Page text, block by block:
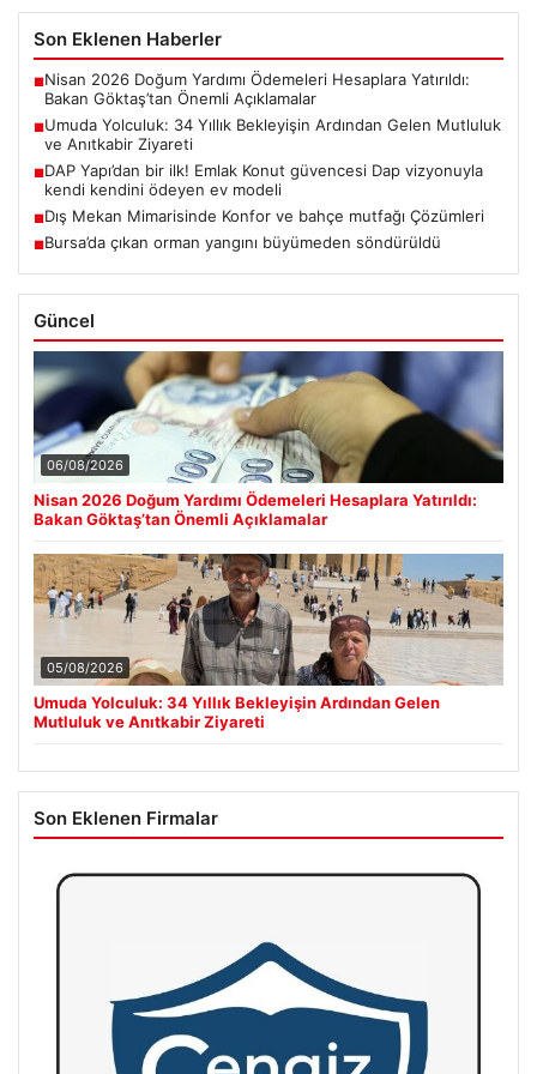
Son Eklenen Haberler
■Nisan 2026 Doğum Yardımı Ödemeleri Hesaplara Yatırıldı:
Bakan Göktaş’tan Önemli Açıklamalar
■Umuda Yolculuk: 34 Yıllık Bekleyişin Ardından Gelen Mutluluk
ve Anıtkabir Ziyareti
■DAP Yapı’dan bir ilk! Emlak Konut güvencesi Dap vizyonuyla
kendi kendini ödeyen ev modeli
■Dış Mekan Mimarisinde Konfor ve bahçe mutfağı Çözümleri
■Bursa’da çıkan orman yangını büyümeden söndürüldü
Güncel
06/08/2026
Nisan 2026 Doğum Yardımı Ödemeleri Hesaplara Yatırıldı:
Bakan Göktaş’tan Önemli Açıklamalar
05/08/2026
Umuda Yolculuk: 34 Yıllık Bekleyişin Ardından Gelen
Mutluluk ve Anıtkabir Ziyareti
Son Eklenen Firmalar